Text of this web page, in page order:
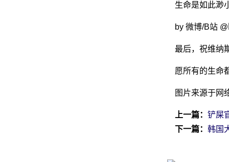
生命是如此渺
by 微博/B站
最后，祝维纳
愿所有的生命
图片来源于网
上一篇： 铲屎
下一篇： 韩国